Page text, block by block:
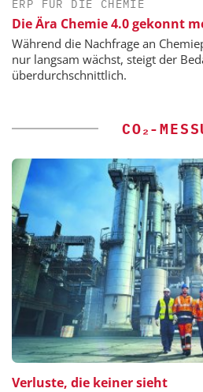
ERP FÜR DIE CHEMIE
Die Ära Chemie 4.0 gekonnt
Während die Nachfrage an
nur langsam wächst, steigt der
überdurchschnittlich.
CO₂-
Verluste, die keiner sieht